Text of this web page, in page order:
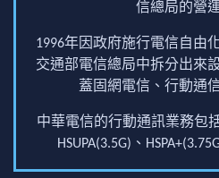
信總局的營
1996年因政府施行電信自由
交通部電信總局中拆分出來
蓋固網電信、行動通
中華電信的行動通訊業務包括
HSUPA(3.5G)、